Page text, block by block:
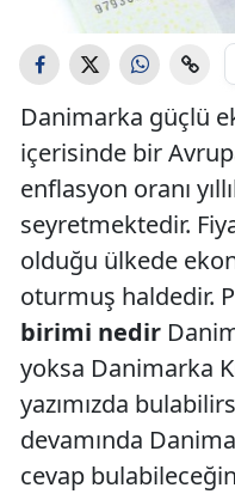
Danimarka güçlü
içerisinde bir
enflasyon oranı
seyretmektedir.
olduğu ülkede
oturmuş haldedir.
birimi nedir
yoksa Danimarka
yazımızda
devamında
cevap